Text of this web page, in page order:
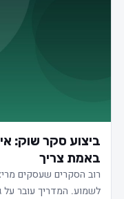
ביצוע סקר שוק:
באמת צריך
רוב הסקרים שעסקים
לשמוע. המדריך עובר על